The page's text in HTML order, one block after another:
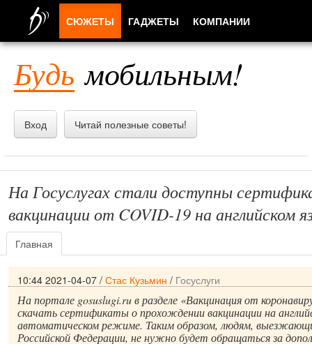
Будь мобильным!
Вход Читай полезные советы!
На Госуслугах стали доступны
вакцинации от COVID-19 на английском
Главная
10:44 2021-04-07 / Стас Кузьмин / Госуслуги
На портале gosuslugi.ru в разделе «Вакцинация от
скачать сертификаты о прохождении вакцинации на
автоматическом режиме. Таким образом, людям,
Российской Федерации, не нужно будет обращаться за
СЮЖЕТЫ ГАДЖЕТЫ КОМПАНИИ
ПРИЛОЖЕНИЯ